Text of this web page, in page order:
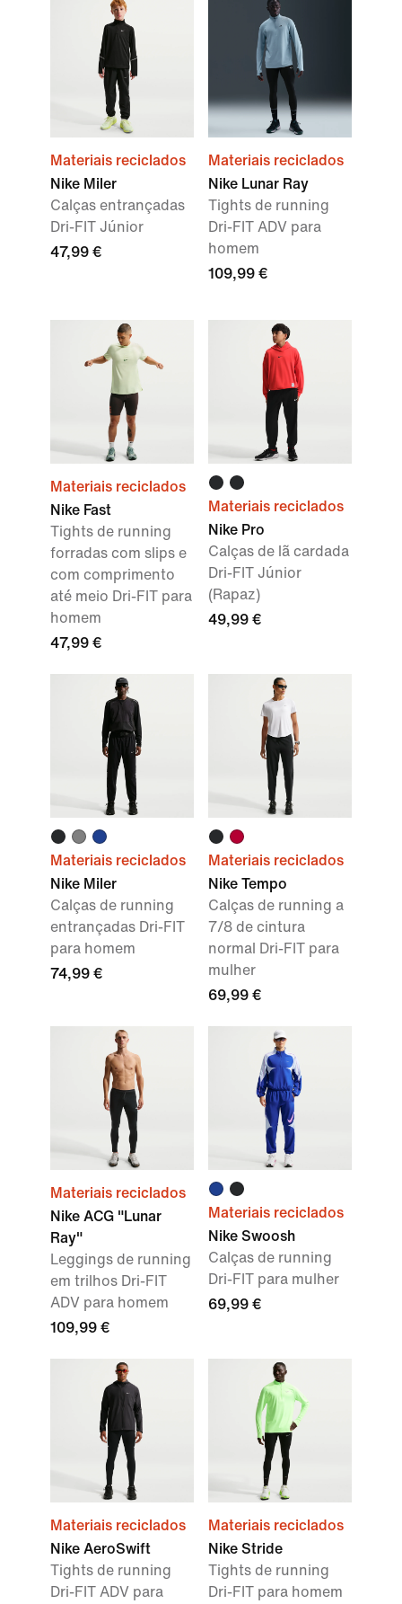
Materiais reciclados
Nike Miler
Calças entrançadas
Dri-FIT Júnior
47,99 €
Materiais reciclados
Nike Lunar Ray
Tights de running
Dri-FIT ADV para
homem
109,99 €
Materiais reciclados
Nike Fast
Tights de running
forradas com slips e
com comprimento
até meio Dri-FIT para
homem
47,99 €
Materiais reciclados
Nike Pro
Calças de lã cardada
Dri-FIT Júnior
(Rapaz)
49,99 €
Materiais reciclados
Nike Miler
Calças de running
entrançadas Dri-FIT
para homem
74,99 €
Materiais reciclados
Nike Tempo
Calças de running a
7/8 de cintura
normal Dri-FIT para
mulher
69,99 €
Materiais reciclados
Nike ACG "Lunar
Ray"
Leggings de running
em trilhos Dri-FIT
ADV para homem
109,99 €
Materiais reciclados
Nike Swoosh
Calças de running
Dri-FIT para mulher
69,99 €
Materiais reciclados
Nike AeroSwift
Tights de running
Dri-FIT ADV para
Materiais reciclados
Nike Stride
Tights de running
Dri-FIT para homem